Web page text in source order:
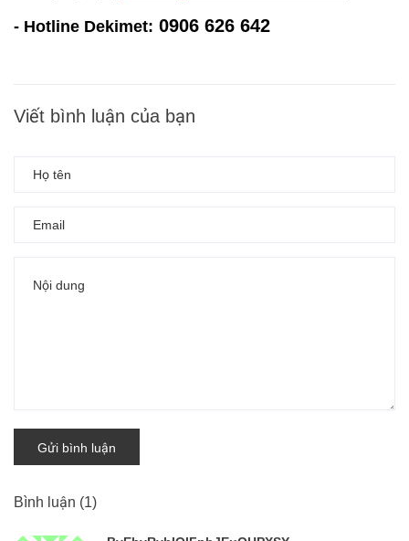
- Hotline Dekimet: 0906 626 642
Viết bình luận của bạn
Gửi bình luận
Bình luận (1)